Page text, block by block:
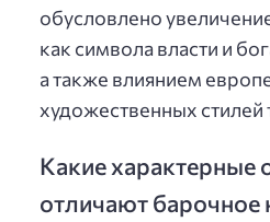
обусловлено
как символа власти и
а также влиянием
художественных стилей
Какие характерные
отличают барочное